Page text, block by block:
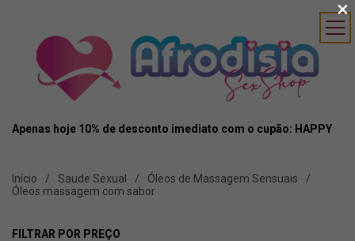
Apenas hoje 10% de desconto imediato com o cupão: HAPPY
Início Saude Sexual
Óleos de Massagem Sensuais
Óleos massagem com sabor
FILTRAR POR PREÇO
×